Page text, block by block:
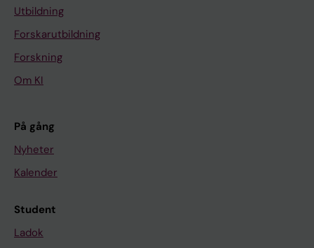
Utbildning
Forskarutbildning
Forskning
Om KI
På gång
Nyheter
Kalender
Student
Ladok